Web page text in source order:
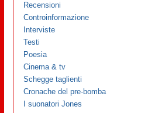
Recensioni
Controinformazione
Interviste
Testi
Poesia
Cinema & tv
Schegge taglienti
Cronache del pre-bomba
I suonatori Jones